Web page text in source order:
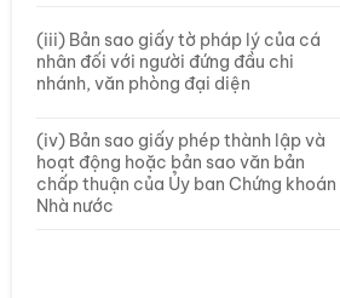
(iii) Bản sao giấy tờ pháp lý của cá
nhân đối với người đứng đầu chi
nhánh, văn phòng đại diện
(iv) Bản sao giấy phép thành lập và
hoạt động hoặc bản sao văn bản
chấp thuận của Ủy ban Chứng khoán
Nhà nước